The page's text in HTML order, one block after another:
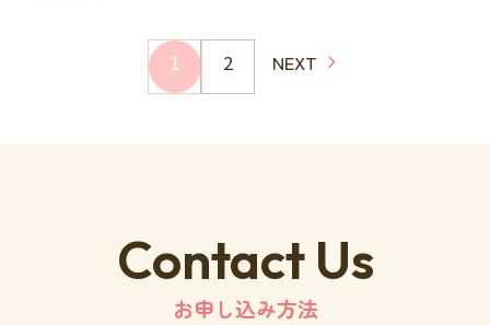
1 2 NEXT
Contact Us
お申し込み方法